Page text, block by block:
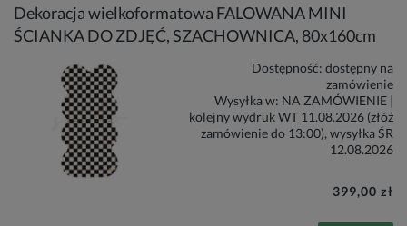
Dekoracja wielkoformatowa FALOWANA MINI
ŚCIANKA DO ZDJĘĆ, SZACHOWNICA, 80x160cm
Dostępność: dostępny na
zamówienie
Wysyłka w: NA ZAMÓWIENIE |
kolejny wydruk WT 11.08.2026 (złóż
zamówienie do 13:00), wysyłka ŚR
12.08.2026
399,00 zł